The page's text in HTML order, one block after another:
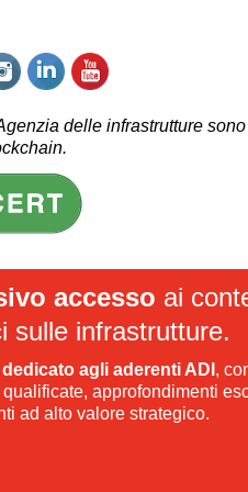
delle infrastrutture sono
accesso ai
sulle infrastrutture.
agli aderenti ADI ,
approfondimenti
ad alto valore strategico.